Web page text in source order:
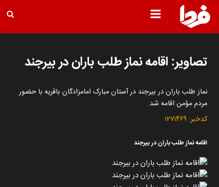
تصاویر: اقامه نماز طلب باران در بیرجند
نماز طلب باران در بیرجند در آستان مبارک امامزادگان باقریه با حضور
مردم مؤمن اقامه شد.
کدخبر: ۱۲۷۱۴۶۹
اقامه نماز طلب باران در بیرجند